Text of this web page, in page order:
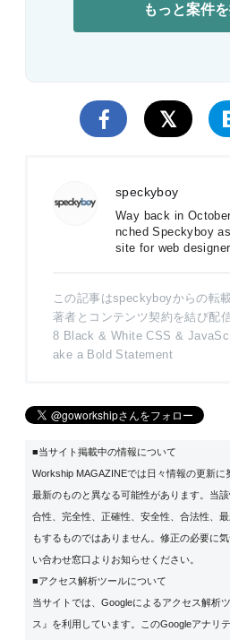
もっと案件
speckyboy
Way back in
nched Speckyboy
site for web
この記事はspeckyboyからの転
著者とコンテンツ契約を結び配
8 Black & White CSS &
ake a Bold Statement
■当サイト掲載中の情報について
Workship MAGAZINEでは日々情報の更新に
最新のものと異なる可能性があります。当
合性、完全性、正確性、安全性、合法性、
もするものではありません。修正の必要に
い合わせ窓口よりお知らせください。
■アクセス解析ツールについて
当サイトでは、Googleによるアクセス解析
ス』を利用しています。このGoogleアナリ